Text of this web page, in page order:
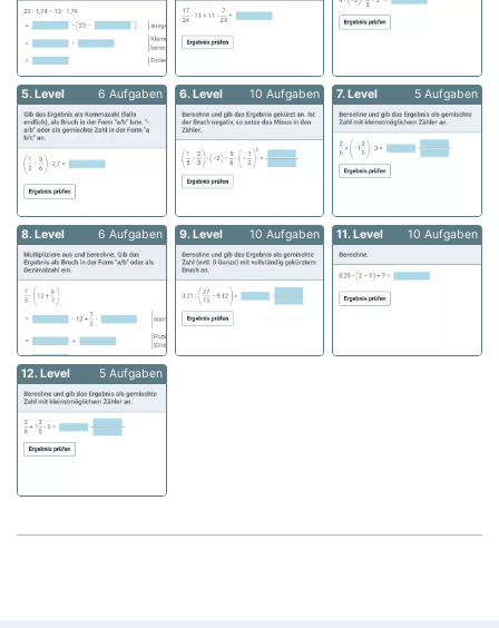
5. Level 6 Aufgaben 6. Level 10 Aufgaben 7. Level 5 Aufgaben
8. Level 6 Aufgaben 9. Level 10 Aufgaben 11. Level 10 Aufgaben
12. Level 5 Aufgaben